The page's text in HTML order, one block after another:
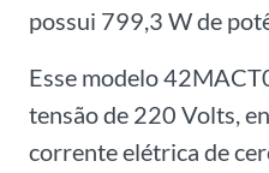
possui 799,3 W de
Esse modelo
tensão de 220 Volts,
corrente elétrica de